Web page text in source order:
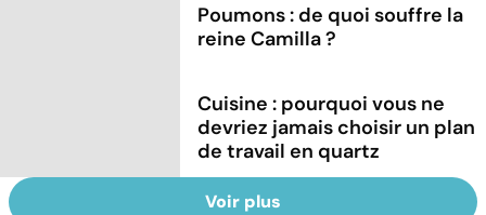
Poumons : de quoi souffre la
reine Camilla ?
Cuisine : pourquoi vous ne
devriez jamais choisir un plan
de travail en quartz
Voir plus